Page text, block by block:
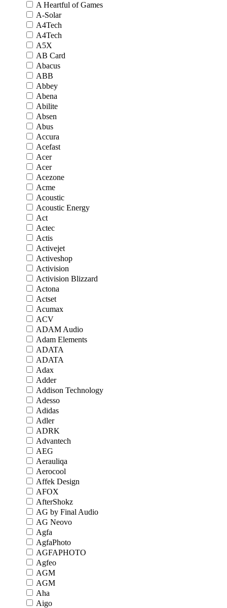
A Heartful of Games
A-Solar
A4Tech
A4Tech
A5X
AB Card
Abacus
ABB
Abbey
Abena
Abilite
Absen
Abus
Accura
Acefast
Acer
Acer
Acezone
Acme
Acoustic
Acoustic Energy
Act
Actec
Actis
Activejet
Activeshop
Activision
Activision Blizzard
Actona
Actset
Acumax
ACV
ADAM Audio
Adam Elements
ADATA
ADATA
Adax
Adder
Addison Technology
Adesso
Adidas
Adler
ADRK
Advantech
AEG
Aerauliqa
Aerocool
Affek Design
AFOX
AfterShokz
AG by Final Audio
AG Neovo
Agfa
AgfaPhoto
AGFAPHOTO
Agfeo
AGM
AGM
Aha
Aigo